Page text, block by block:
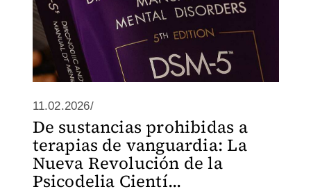
11.02.2026/
De sustancias prohibidas a
terapias de vanguardia: La
Nueva Revolución de la
Psicodelia Cientí...